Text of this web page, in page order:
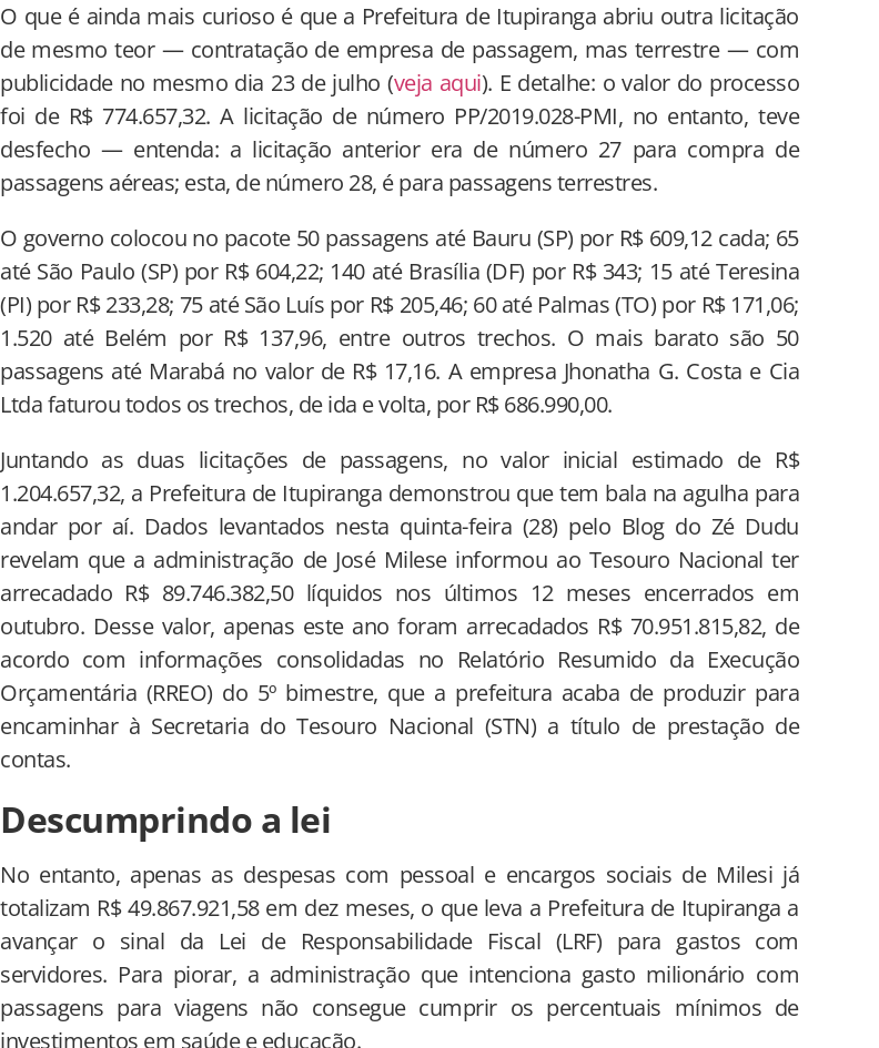
O que é ainda mais curioso é que a Prefeitura de Itupiranga abriu outra licitação
de mesmo teor — contratação de empresa de passagem, mas terrestre — com
publicidade no mesmo dia 23 de julho (veja aqui). E detalhe: o valor do processo
foi de R$ 774.657,32. A licitação de número PP/2019.028-PMI, no entanto, teve
desfecho — entenda: a licitação anterior era de número 27 para compra de
passagens aéreas; esta, de número 28, é para passagens terrestres.
O governo colocou no pacote 50 passagens até Bauru (SP) por R$ 609,12 cada; 65
até São Paulo (SP) por R$ 604,22; 140 até Brasília (DF) por R$ 343; 15 até Teresina
(PI) por R$ 233,28; 75 até São Luís por R$ 205,46; 60 até Palmas (TO) por R$ 171,06;
1.520 até Belém por R$ 137,96, entre outros trechos. O mais barato são 50
passagens até Marabá no valor de R$ 17,16. A empresa Jhonatha G. Costa e Cia
Ltda faturou todos os trechos, de ida e volta, por R$ 686.990,00.
Juntando as duas licitações de passagens, no valor inicial estimado de R$
1.204.657,32, a Prefeitura de Itupiranga demonstrou que tem bala na agulha para
andar por aí. Dados levantados nesta quinta-feira (28) pelo Blog do Zé Dudu
revelam que a administração de José Milese informou ao Tesouro Nacional ter
arrecadado R$ 89.746.382,50 líquidos nos últimos 12 meses encerrados em
outubro. Desse valor, apenas este ano foram arrecadados R$ 70.951.815,82, de
acordo com informações consolidadas no Relatório Resumido da Execução
Orçamentária (RREO) do 5º bimestre, que a prefeitura acaba de produzir para
encaminhar à Secretaria do Tesouro Nacional (STN) a título de prestação de
contas.
Descumprindo a lei
No entanto, apenas as despesas com pessoal e encargos sociais de Milesi já
totalizam R$ 49.867.921,58 em dez meses, o que leva a Prefeitura de Itupiranga a
avançar o sinal da Lei de Responsabilidade Fiscal (LRF) para gastos com
servidores. Para piorar, a administração que intenciona gasto milionário com
passagens para viagens não consegue cumprir os percentuais mínimos de
investimentos em saúde e educação.